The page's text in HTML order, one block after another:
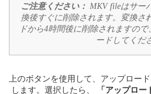
ご注意ください： MKV fileはサー
換後すぐに削除されます。変換さ
ドから4時間後に削除されますの
ードしてくだ
上のボタンを使用して、アップロー
します。選択したら、
「アップロー